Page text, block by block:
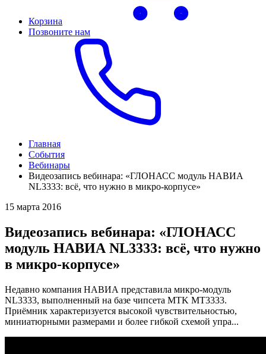
Корзина
Позвоните нам
Главная
События
Вебинары
Видеозапись вебинара: «ГЛОНАСС модуль НАВИА
NL3333: всё, что нужно в микро-корпусе»
15 марта 2016
Видеозапись вебинара: «ГЛОНАСС
модуль НАВИА NL3333: всё, что нужно
в микро-корпусе»
Недавно компания НАВИА представила микро-модуль
NL3333, выполненный на базе чипсета MTK MT3333.
Приёмник характеризуется высокой чувствительностью,
миниатюрными размерами и более гибкой схемой упра...